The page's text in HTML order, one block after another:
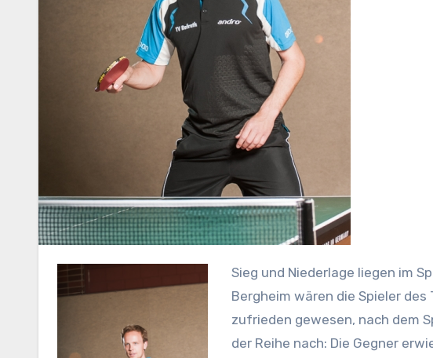
Sieg und Niederlage liegen im Sport bekanntermaßen nah beieinander, beim Spiel in
Bergheim wären die Spieler
zufrieden gewesen, nach dem
der Reihe nach: Die Gegner